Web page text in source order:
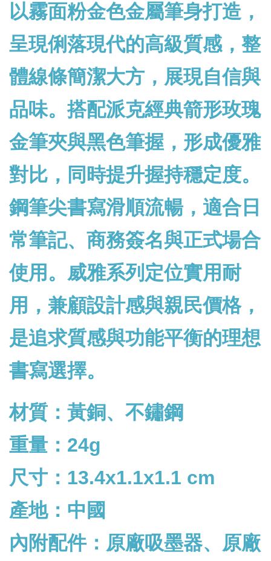
以霧面粉金色金屬筆身打造，
呈現俐落現代的高級質感，整
體線條簡潔大方，展現自信與
品味。搭配派克經典箭形玫瑰
金筆夾與黑色筆握，形成優雅
對比，同時提升握持穩定度。
鋼筆尖書寫滑順流暢，適合日
常筆記、商務簽名與正式場合
使用。威雅系列定位實用耐
用，兼顧設計感與親民價格，
是追求質感與功能平衡的理想
書寫選擇。
材質：黃銅、不鏽鋼
重量：24g
尺寸：13.4x1.1x1.1 cm
產地：中國
內附配件： 原廠吸墨器、原廠